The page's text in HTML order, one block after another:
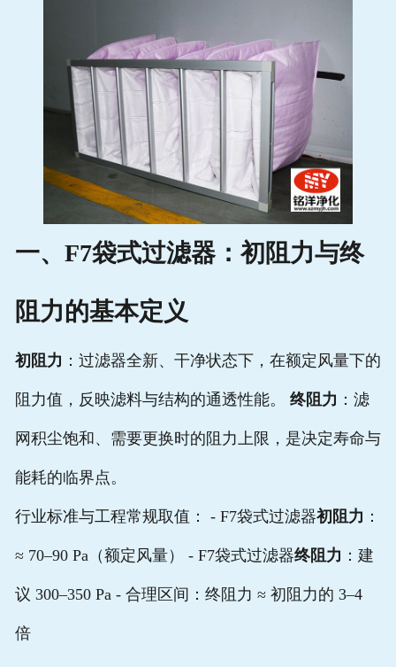
一、F7袋式过滤器：初阻力与终
阻力的基本定义
初阻力 ：过滤器全新、干净状态下，在额定风量下的
阻力值，反映滤料与结构的通透性能。 终阻力 ：滤
网积尘饱和、需要更换时的阻力上限，是决定寿命与
能耗的临界点。
行业标准与工程常规取值： - F7袋式过滤器初阻力 ：
≈ 70–90 Pa（额定风量） - F7袋式过滤器终阻力 ：建
议 300–350 Pa - 合理区间：终阻力 ≈ 初阻力的 3–4
倍